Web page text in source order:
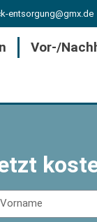
entsorgung@gmx.de
Vor-/